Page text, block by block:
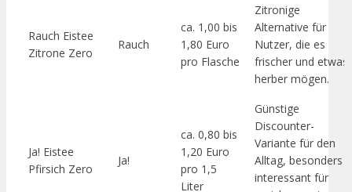
Rauch Eistee
Zitrone Zero
Rauch
ca. 1,00 bis
1,80 Euro
pro Flasche
Zitronige
Alternative für
Nutzer, die es
frischer und etwas
herber mögen.
Ja! Eistee
Pfirsich Zero
Ja!
ca. 0,80 bis
1,20 Euro
pro 1,5
Liter
Günstige
Discounter-
Variante für den
Alltag, besonders
interessant für